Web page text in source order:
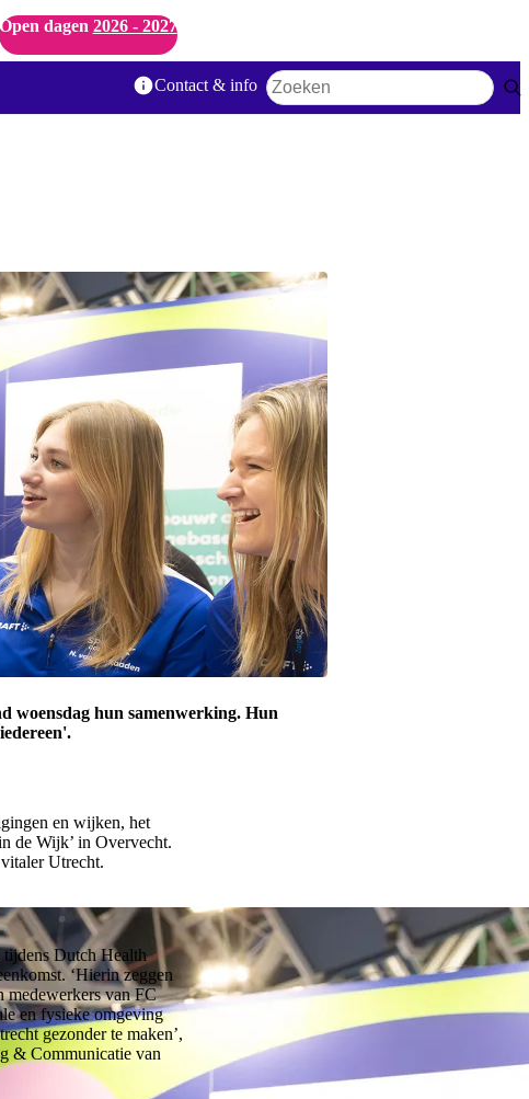
Open dagen 2026 - 2027
Contact & info
Zoekwoord
woensdag hun samenwerking. Hun
en wijken, het
de Wijk’ in Overvecht.
Utrecht.
tijdens Dutch Health
‘Hierin zeggen
medewerkers van FC
en fysieke omgeving
gezonder te maken’,
& Communicatie van